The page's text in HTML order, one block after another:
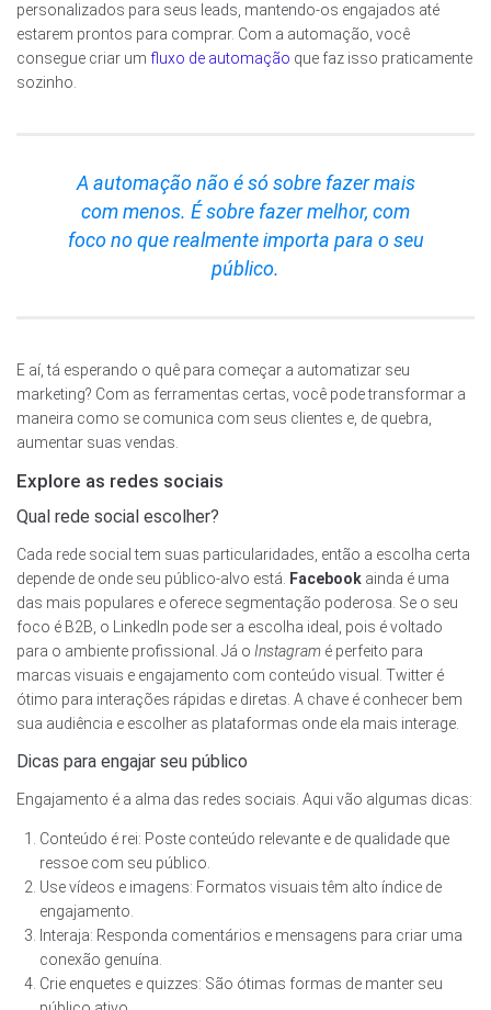
personalizados para seus leads, mantendo-os engajados até
estarem prontos para comprar. Com a automação, você
consegue criar um fluxo de automação que faz isso praticamente
sozinho.
A automação não é só sobre fazer mais
com menos. É sobre fazer melhor, com
foco no que realmente importa para o seu
público.
E aí, tá esperando o quê para começar a automatizar seu
marketing? Com as ferramentas certas, você pode transformar a
maneira como se comunica com seus clientes e, de quebra,
aumentar suas vendas.
Explore as redes sociais
Qual rede social escolher?
Cada rede social tem suas particularidades, então a escolha certa
depende de onde seu público-alvo está.
Facebook ainda é uma
das mais populares e oferece segmentação poderosa. Se o seu
foco é B2B, o LinkedIn pode ser a escolha ideal, pois é voltado
para o ambiente profissional. Já o Instagram é perfeito para
marcas visuais e engajamento com conteúdo visual. Twitter é
ótimo para interações rápidas e diretas. A chave é conhecer bem
sua audiência e escolher as plataformas onde ela mais interage.
Dicas para engajar seu público
Engajamento é a alma das redes sociais. Aqui vão algumas dicas:
Conteúdo é rei: Poste conteúdo relevante e de qualidade que
ressoe com seu público.
Use vídeos e imagens: Formatos visuais têm alto índice de
engajamento.
Interaja: Responda comentários e mensagens para criar uma
conexão genuína.
Crie enquetes e quizzes: São ótimas formas de manter seu